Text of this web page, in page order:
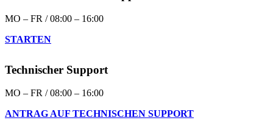
MO – FR / 08:00 – 16:00
STARTEN
Technischer Support
MO – FR / 08:00 – 16:00
ANTRAG AUF TECHNISCHEN SUPPORT